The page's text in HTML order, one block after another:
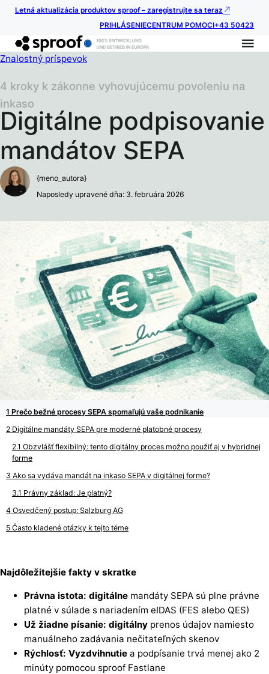
Letná aktualizácia produktov sproof – zaregistrujte sa teraz
PRIHLÁSENIECENTRUM POMOCI+43 50423
Znalostný príspevok
Digitálne podpisovanie
mandátov SEPA
4 kroky k zákonne vyhovujúcemu povoleniu na
inkaso
{meno_autora}
Naposledy upravené dňa: 3. februára 2026
Prečo bežné procesy SEPA spomaľujú vaše podnikanie
Digitálne mandáty SEPA pre moderné platobné procesy
Obzvlášť flexibilný: tento digitálny proces možno použiť aj v hybridnej
forme
Ako sa vydáva mandát na inkaso SEPA v digitálnej forme?
Právny základ: Je platný?
Osvedčený postup: Salzburg AG
Často kladené otázky k tejto téme
Najdôležitejšie fakty v skratke
Právna istota: digitálne mandáty SEPA sú plne právne
platné v súlade s nariadením eIDAS (FES alebo QES)
Už žiadne písanie: digitálny prenos údajov namiesto
manuálneho zadávania nečitateľných skenov
Rýchlosť: Vyzdvihnutie a podpísanie trvá menej ako 2
minúty pomocou sproof Fastlane